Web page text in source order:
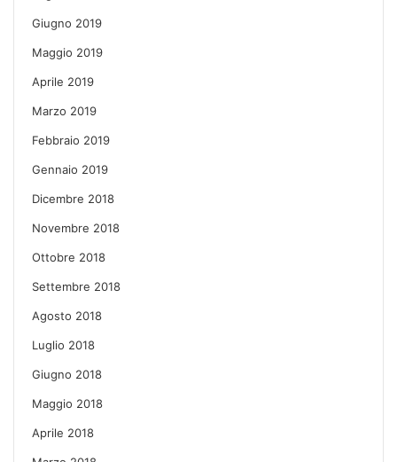
Giugno 2019
Maggio 2019
Aprile 2019
Marzo 2019
Febbraio 2019
Gennaio 2019
Dicembre 2018
Novembre 2018
Ottobre 2018
Settembre 2018
Agosto 2018
Luglio 2018
Giugno 2018
Maggio 2018
Aprile 2018